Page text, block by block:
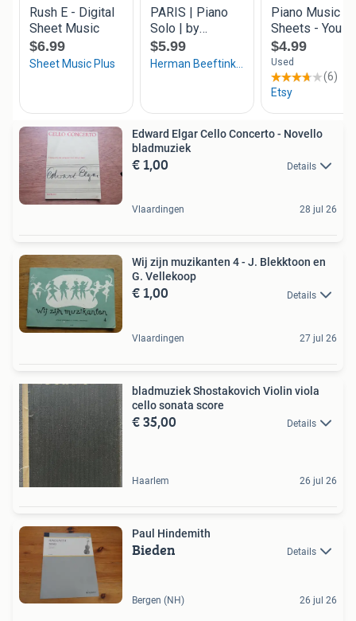
Edward Elgar Cello Concerto - Novello
bladmuziek
€ 1,00 Details
Vlaardingen 28 jul 26
Wij zijn muzikanten 4 - J. Blekktoon en
G. Vellekoop
€ 1,00 Details
Vlaardingen 27 jul 26
bladmuziek Shostakovich Violin viola
cello sonata score
€ 35,00 Details
Haarlem 26 jul 26
Paul Hindemith
Bieden Details
Bergen (NH) 26 jul 26